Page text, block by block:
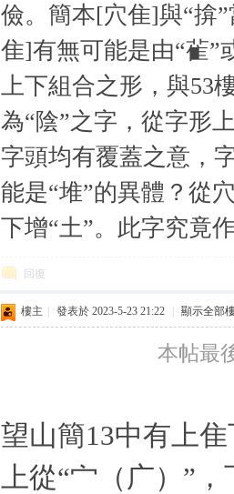
儉。簡本[穴隹]與“揜
隹]有無可能是由“雈”
上下組合之形，與53
為“陰”之字，從字形
字頭均有覆蓋之意，
能是“堆”的異體？從
下增“土”。此字究竟
回復
樓主 發表於 2023-5-23 21:22 顯示全部
本帖最
望山簡13中有上
上從“宀（广）”